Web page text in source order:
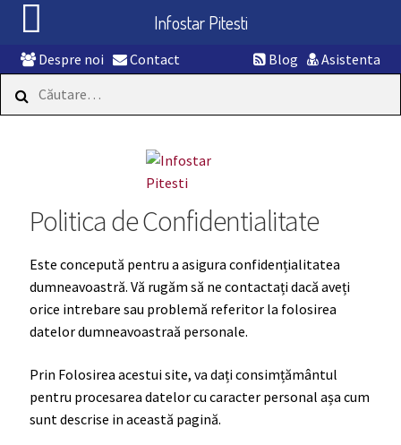
Despre noi Contact Blog
Asistenta
Caută
după:
Politica de Confidentialitate
Este concepută pentru a asigura confidențialitatea
dumneavoastră. Vă rugăm să ne contactați dacă aveți
orice intrebare sau problemă referitor la folosirea
datelor dumneavoastraă personale.
Prin Folosirea acestui site, va dați consimțământul
pentru procesarea datelor cu caracter personal așa cum
sunt descrise in această pagină.
Infostar Pitesti